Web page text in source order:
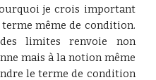
je crois important
même de condition.
limites renvoie non
mais à la notion même
le terme de condition